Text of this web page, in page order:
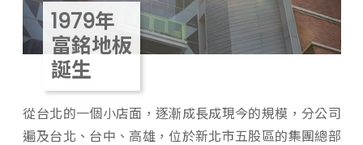
1979年
富銘地板
誕生
從台北的一個小店面，逐漸成長成現今的規模，分公司
遍及台北、台中、高雄，位於新北市五股區的集團總部